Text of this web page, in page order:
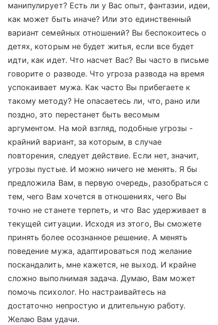
манипулирует? Есть ли у Вас опыт, фантазии, идеи,
как может быть иначе? Или это единственный
вариант семейных отношений? Вы беспокоитесь о
детях, которым не будет житья, если все будет
идти, как идет. Что насчет Вас? Вы часто в письме
говорите о разводе. Что угроза развода на время
успокаивает мужа. Как часто Вы прибегаете к
такому методу? Не опасаетесь ли, что, рано или
поздно, это перестанет быть весомым
аргументом. На мой взгляд, подобные угрозы -
крайний вариант, за которым, в случае
повторения, следует действие. Если нет, значит,
угрозы пустые. И можно ничего не менять. Я бы
предложила Вам, в первую очередь, разобраться с
тем, чего Вам хочется в отношениях, чего Вы
точно не станете терпеть, и что Вас удерживает в
текущей ситуации. Исходя из этого, Вы сможете
принять более осознанное решение. А менять
поведение мужа, адаптироваться под желание
поскандалить, мне кажется, не выход. И крайне
сложно выполнимая задача. Думаю, Вам может
помочь психолог. Но настраивайтесь на
достаточно непростую и длительную работу.
Желаю Вам удачи.